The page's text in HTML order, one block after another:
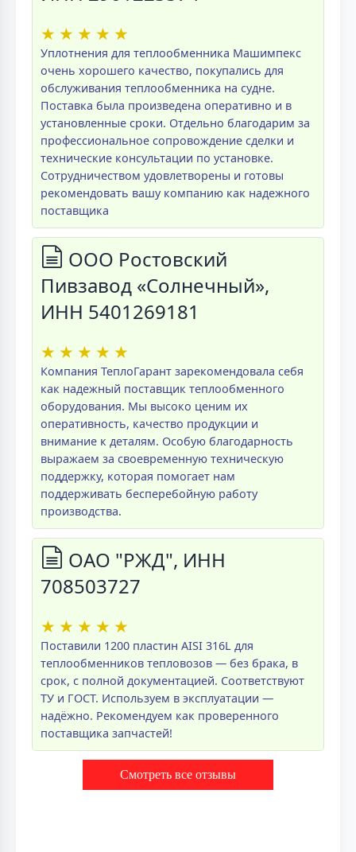
★ ★ ★ ★ ★
Уплотнения для теплообменника Машимпекс
очень хорошего качество, покупались для
обслуживания теплообменника на судне.
Поставка была произведена оперативно и в
установленные сроки. Отдельно благодарим за
профессиональное сопровождение сделки и
технические консультации по установке.
Сотрудничеством удовлетворены и готовы
рекомендовать вашу компанию как надежного
поставщика
ООО Ростовский
Пивзавод «Солнечный»,
ИНН 5401269181
★ ★ ★ ★ ★
Компания ТеплоГарант зарекомендовала себя
как надежный поставщик теплообменного
оборудования. Мы высоко ценим их
оперативность, качество продукции и
внимание к деталям. Особую благодарность
выражаем за своевременную техническую
поддержку, которая помогает нам
поддерживать бесперебойную работу
производства.
ОАО "РЖД", ИНН
708503727
★ ★ ★ ★ ★
Поставили 1200 пластин AISI 316L для
теплообменников тепловозов — без брака, в
срок, с полной документацией. Соответствуют
ТУ и ГОСТ. Используем в эксплуатации —
надёжно. Рекомендуем как проверенного
поставщика запчастей!
Смотреть все отзывы